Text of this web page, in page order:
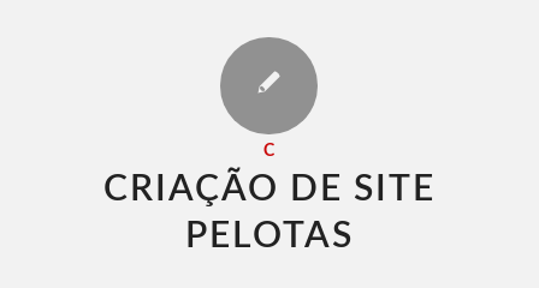
C
CRIAÇÃO DE SITE
PELOTAS​